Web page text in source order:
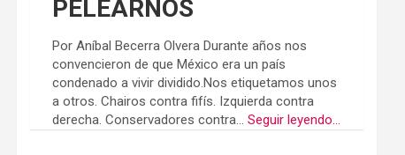
PELEARNOS
Por Aníbal Becerra Olvera Durante años nos
convencieron de que México era un país
condenado a vivir dividido.Nos etiquetamos unos
a otros. Chairos contra fifís. Izquierda contra
derecha. Conservadores contra...Seguir leyendo...